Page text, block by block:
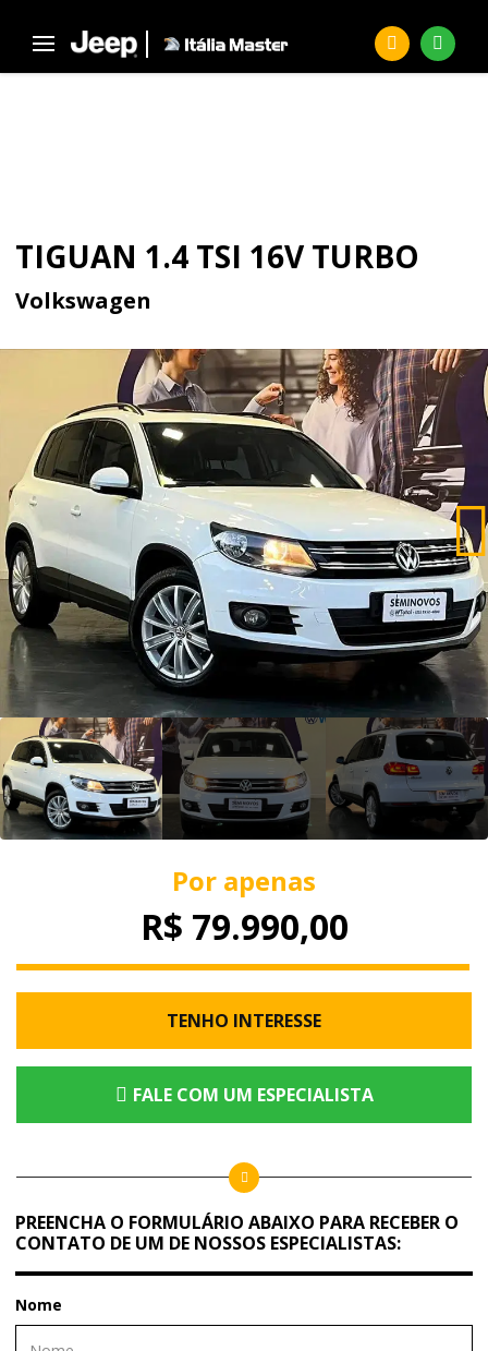
TIGUAN 1.4 TSI 16V TURBO
Volkswagen
Por apenas
R$ 79.990,00
TENHO INTERESSE
FALE COM UM ESPECIALISTA
PREENCHA O FORMULÁRIO ABAIXO PARA RECEBER O
CONTATO DE UM DE NOSSOS ESPECIALISTAS:
Nome